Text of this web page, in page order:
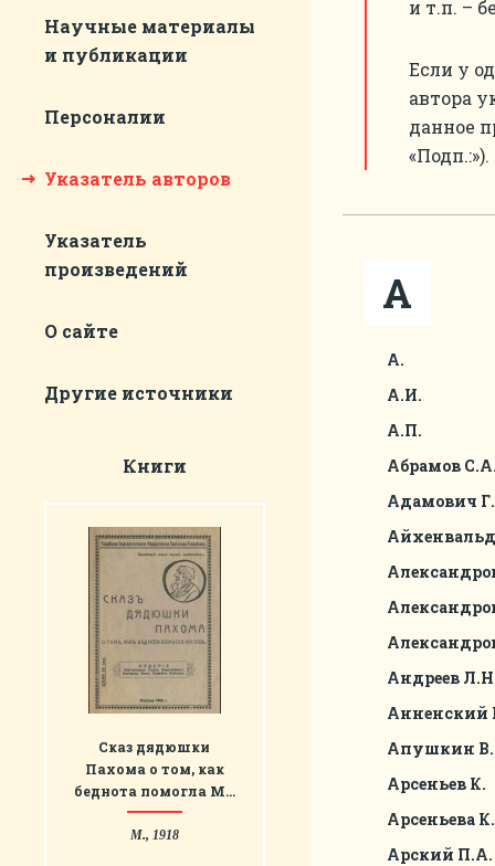
Научные материалы
и публикации
Персоналии
Указатель авторов
Указатель
произведений
О сайте
Другие источники
Книги
Сказ дядюшки
Пахома о том, как
беднота помогла М…
М., 1918
и т.п. –
Если у
автора
данное
«Подп.:»).
А
А.
А.И.
А.П.
Абрамов
Адамович
Андреев
Анненский
Апушкин
Арсеньев К.
Арсеньева
Арский П.А.